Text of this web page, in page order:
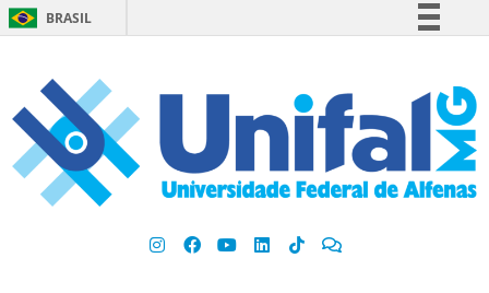
BRASIL
Participe
Acesso à informação
Legislação